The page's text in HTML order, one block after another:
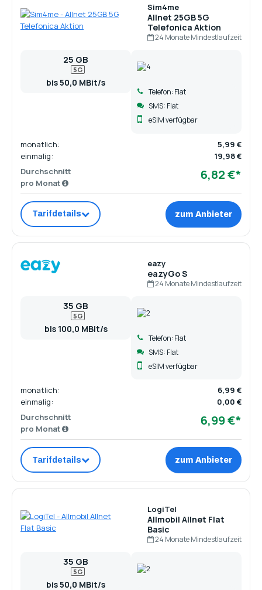
Sim4me
Allnet 25GB 5G
Telefonica Aktion
24 Monate Mindestlaufzeit
25 GB
5G
bis 50,0 MBit/s
Telefon: Flat
SMS: Flat
eSIM verfügbar
monatlich:
5,99 €
einmalig:
19,98 €
Durchschnitt
pro Monat
6,82 €*
Tarifdetails zum Anbieter
eazy
eazyGo S
24 Monate Mindestlaufzeit
35 GB
5G
bis 100,0 MBit/s
Telefon: Flat
SMS: Flat
eSIM verfügbar
monatlich:
6,99 €
einmalig:
0,00 €
Durchschnitt
pro Monat
6,99 €*
Tarifdetails zum Anbieter
LogiTel
Allmobil Allnet Flat
Basic
24 Monate Mindestlaufzeit
35 GB
5G
bis 50,0 MBit/s